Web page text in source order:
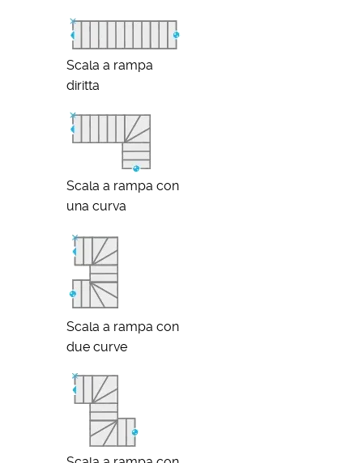
Scala a rampa
diritta
Scala a rampa con
una curva
Scala a rampa con
due curve